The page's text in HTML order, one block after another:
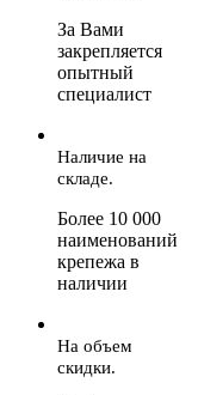
За Вами
закрепляется
опытный
специалист
Наличие на
складе.
Более 10 000
наименований
крепежа в
наличии
На объем
скидки.